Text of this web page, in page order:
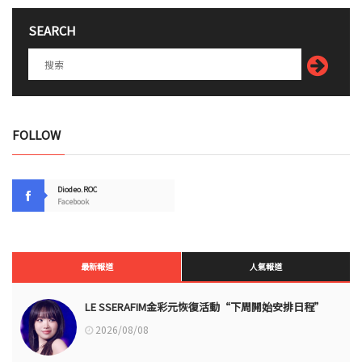
SEARCH
FOLLOW
Diodeo.ROC
Facebook
最新報道 人氣報道
LE SSERAFIM金彩元恢復活動“下周開始安排日程”
2026/08/08